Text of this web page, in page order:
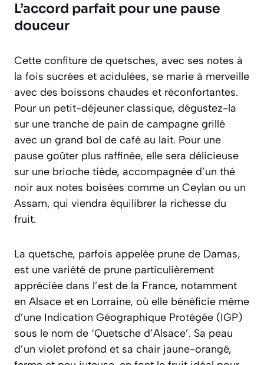
L’accord parfait pour une pause
douceur
Cette confiture de quetsches, avec ses notes à
la fois sucrées et acidulées, se marie à merveille
avec des boissons chaudes et réconfortantes.
Pour un petit-déjeuner classique, dégustez-la
sur une tranche de pain de campagne grillé
avec un grand bol de café au lait. Pour une
pause goûter plus raffinée, elle sera délicieuse
sur une brioche tiède, accompagnée d’un thé
noir aux notes boisées comme un Ceylan ou un
Assam, qui viendra équilibrer la richesse du
fruit.
La quetsche, parfois appelée prune de Damas,
est une variété de prune particulièrement
appréciée dans l’est de la France, notamment
en Alsace et en Lorraine, où elle bénéficie même
d’une Indication Géographique Protégée (IGP)
sous le nom de ‘Quetsche d’Alsace’. Sa peau
d’un violet profond et sa chair jaune-orangé,